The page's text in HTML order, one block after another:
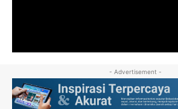
- Advertisement -